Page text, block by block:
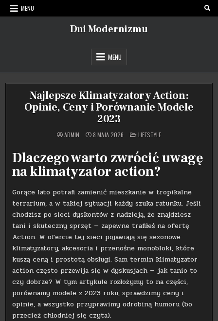
Skip
to
MENU
Dni Modernizmu
MENU
Najlepsze Klimatyzatory Action:
Opinie, Ceny i Porównanie Modele
2023
ADMIN 8 MAJA 2026 POSTED
IN
LIFESTYLE
Dlaczego warto zwrócić uwagę
na klimatyzator action?
Gorące lato potrafi zamienić mieszkanie w tropikalne
terrarium, a w takiej sytuacji każdy szuka ratunku. Jeśli
chodzisz po sieci dyskontów z nadzieją, że znajdziesz
tani i skuteczny sprzęt — zapewne trafiłeś na ofertę
Action. W ofercie tej sieci pojawiają się sezonowe
klimatyzatory, akcesoria i przenośne monobloki, które
kuszą ceną i prostotą obsługi. Sam termin klimatyzator
action często przewija się w dyskusjach — jak tanio to
czy dobrze? W tym artykule rozłożymy to na części,
porównamy modele z 2023 roku, sprawdzimy ceny i
opinie, a wszystko przyprawimy odrobiną humoru (bo
przecież chłodniej się czyta).